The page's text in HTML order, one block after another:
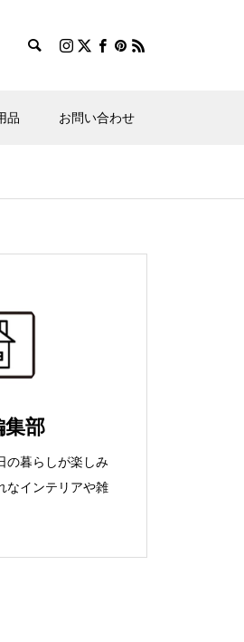
品 お問い合わせ
部
の暮らしが楽しみ
なインテリアや雑